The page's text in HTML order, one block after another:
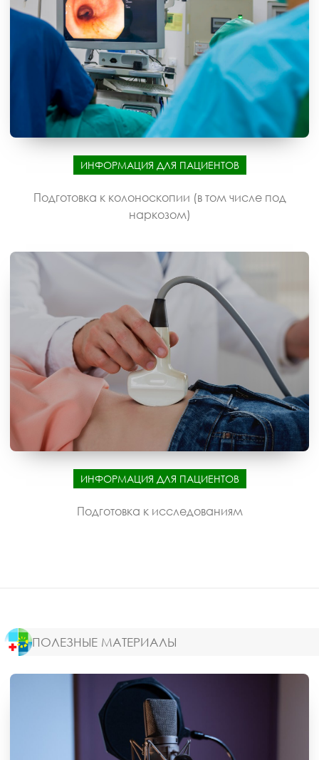
ИНФОРМАЦИЯ ДЛЯ ПАЦИЕНТОВ
Подготовка к колоноскопии (в том числе под
наркозом)
ИНФОРМАЦИЯ ДЛЯ ПАЦИЕНТОВ
Подготовка к исследованиям
ПОЛЕЗНЫЕ МАТЕРИАЛЫ